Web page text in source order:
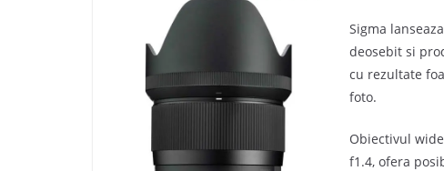
Sigma
deosebit si
cu rezultate
foto.
Obiectivul wide
f1.4, ofera